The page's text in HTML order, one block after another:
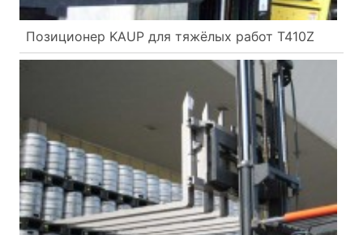
Позиционер KAUP для тяжёлых работ T410Z